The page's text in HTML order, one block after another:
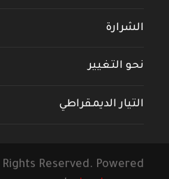
الشرارة
نحو التغيير
التيار الديمقراطي
Reserved. Powered